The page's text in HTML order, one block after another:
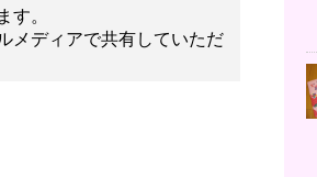
す。
メディアで共有していただ